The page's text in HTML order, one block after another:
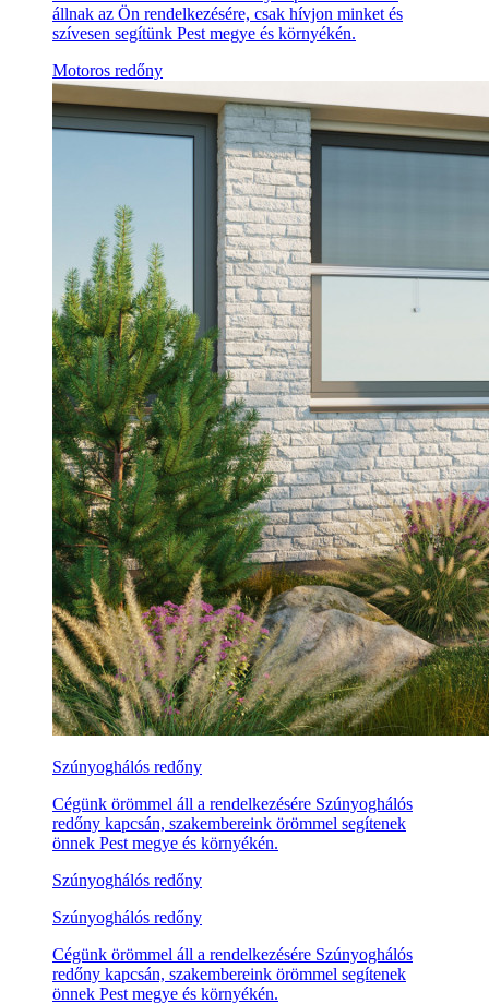
állnak az Ön rendelkezésére, csak hívjon minket és
szívesen segítünk Pest megye és környékén.
Motoros redőny
Szúnyoghálós redőny
Cégünk örömmel áll a rendelkezésére Szúnyoghálós
redőny kapcsán, szakembereink örömmel segítenek
önnek Pest megye és környékén.
Szúnyoghálós redőny
Szúnyoghálós redőny
Cégünk örömmel áll a rendelkezésére Szúnyoghálós
redőny kapcsán, szakembereink örömmel segítenek
önnek Pest megye és környékén.